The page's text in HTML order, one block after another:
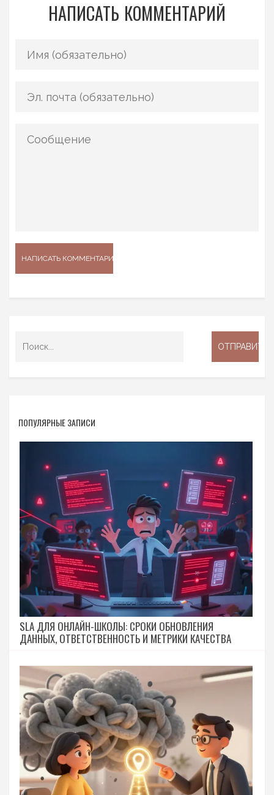
НАПИСАТЬ КОММЕНТАРИЙ
ПОПУЛЯРНЫЕ ЗАПИСИ
SLA ДЛЯ ОНЛАЙН-ШКОЛЫ: СРОКИ ОБНОВЛЕНИЯ
ДАННЫХ, ОТВЕТСТВЕННОСТЬ И МЕТРИКИ КАЧЕСТВА